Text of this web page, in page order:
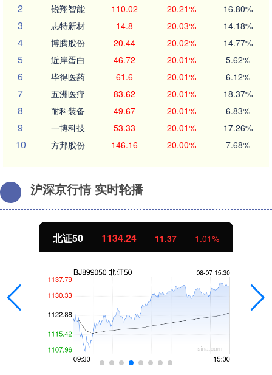
2 锐翔智能 110.02 20.21% 16.80%
3 志特新材 14.8 20.03% 14.18%
4 博腾股份 20.44 20.02% 14.77%
5 近岸蛋白 46.72 20.01% 5.62%
6 毕得医药 61.6 20.01% 6.12%
7 五洲医疗 83.62 20.01% 18.37%
8 耐科装备 49.67 20.01% 6.83%
9 一博科技 53.33 20.01% 17.26%
10 方邦股份 146.16 20.00% 7.68%
沪深京行情 实时轮播
北证50 1134.24 11.37 1.01%